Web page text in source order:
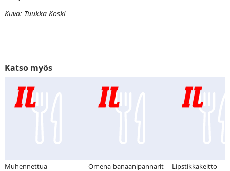
Kuva: Tuukka Koski
Katso myös
Muhennettua
Omena-banaanipannarit Lipstikkakeitto